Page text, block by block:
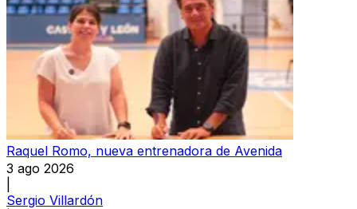
Raquel Romo, nueva entrenadora de Avenida
3 ago 2026
Sergio Villardón